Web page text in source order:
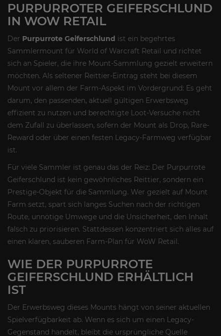
PURPURROTER GEIFERSCHLUND
IN WOW RETAIL
Der Purpurrote Geiferschlund ist ein begehrtes
Sammlermount für World of Warcraft Retail und richtet
sich an Spieler, die ihre Mount-Sammlung gezielt erweitern
möchten. Als seltener Reittier-Eintrag steht bei diesem
Mount vor allem der Farm-Aspekt im Vordergrund: Es geht
darum, den passenden, aktuell gültigen Erwerbsweg
effizient zu nutzen und berechtigte Loot-Versuche nicht
dem Zufall zu überlassen, sofern der Mount als Drop, Rare-
Reward oder über einen festen Legacy-Farmweg verfügbar
ist.
Für viele Sammler ist genau das der Reiz: Der Purpurrote
Geiferschlund ist kein gewöhnliches Reittier, sondern ein
Prestige-Objekt für die Sammlung. Wer gezielt auf Mount
Farm setzt, spart sich langes Suchen nach der richtigen
Route, unnötige Umwege und die Unsicherheit, den Inhalt
falsch zu priorisieren. Stattdessen konzentriert sich alles auf
einen klaren, sauberen Farm-Plan für WoW Retail.
WIE DER PURPURROTE
GEIFERSCHLUND ERHÄLTLICH
IST
Der Erwerbsweg dieses Mounts hängt von seiner aktuellen
Spielverfügbarkeit ab. Wenn es sich um einen Legacy-
Gegenstand handelt, bleibt die ursprüngliche Quelle